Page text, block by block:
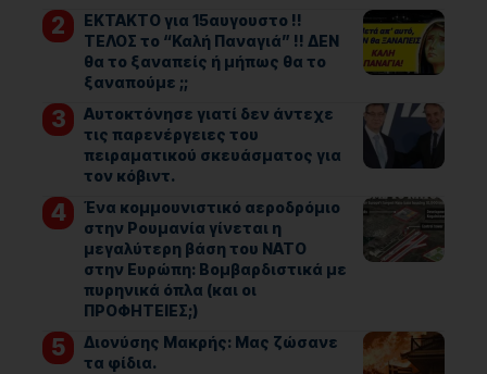
ΕΚΤΑΚΤΟ για 15αυγουστο !!
ΤΕΛΟΣ το “Καλή Παναγιά” !! ΔΕΝ
θα το ξαναπείς ή μήπως θα το
ξαναπούμε ;;
Αυτοκτόνησε γιατί δεν άντεχε
τις παρενέργειες του
πειραματικού σκευάσματος για
τον κόβιντ.
Ένα κομμουνιστικό αεροδρόμιο
στην Ρουμανία γίνεται η
μεγαλύτερη βάση του ΝΑΤΟ
στην Ευρώπη: Βομβαρδιστικά με
πυρηνικά όπλα (και οι
ΠΡΟΦΗΤΕΙΕΣ;)
Διονύσης Μακρής: Μας ζώσανε
τα φίδια.